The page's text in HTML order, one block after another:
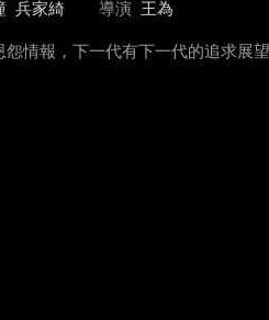
兵家綺 導演 王為
情報，下一代有下一代的追求展